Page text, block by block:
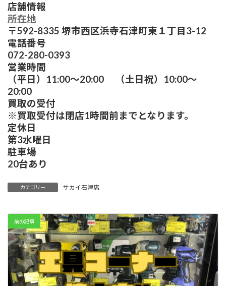
店舗情報
所在地
〒592-8335 堺市西区浜寺石津町東１丁目3-12
電話番号
072-280-0393
営業時間
（平日）11:00～20:00 （土日祝）10:00～
20:00
買取の受付
※買取受付は閉店1時間前までとなります。
定休日
第3水曜日
駐車場
20台あり
カテゴリー サカイ石津店
前の記事